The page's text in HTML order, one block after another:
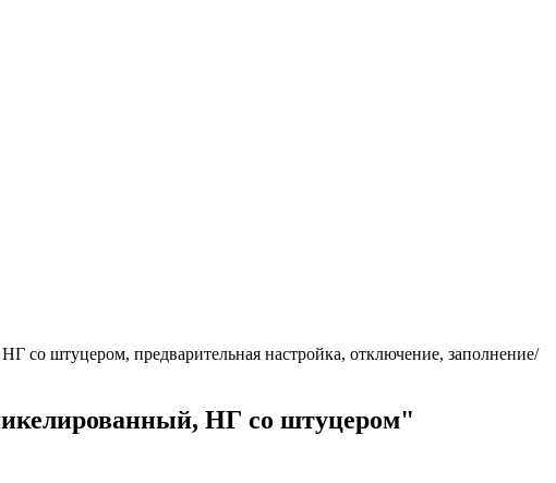
со штуцером, предварительная настройка, отключение, заполнение/
НГ со штуцером"